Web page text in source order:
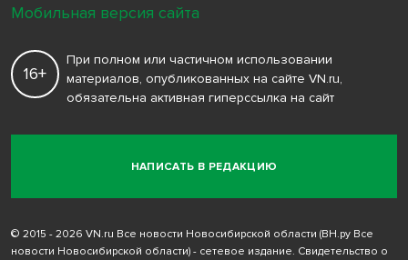
НАПИСАТЬ В РЕДАКЦИЮ
16+
При полном или частичном использовании
материалов, опубликованных на сайте VN.ru,
обязательна активная гиперссылка на сайт
© 2015 - 2026 VN.ru Все новости Новосибирской области (ВН.ру Все
новости Новосибирской области) - сетевое издание. Свидетельство о
Мобильная версия сайта